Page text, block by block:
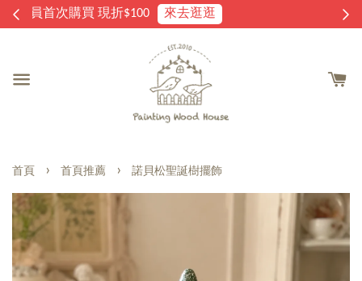
家飾雜貨 滿2000免運費
首頁 › 首頁推薦 › 諾貝松聖誕樹擺飾